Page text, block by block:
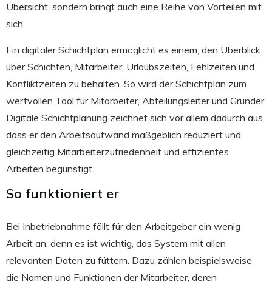
Übersicht, sondern bringt auch eine Reihe von Vorteilen mit
sich.
Ein digitaler Schichtplan ermöglicht es einem, den Überblick
über Schichten, Mitarbeiter, Urlaubszeiten, Fehlzeiten und
Konfliktzeiten zu behalten. So wird der Schichtplan zum
wertvollen Tool für Mitarbeiter, Abteilungsleiter und Gründer.
Digitale Schichtplanung zeichnet sich vor allem dadurch aus,
dass er den Arbeitsaufwand maßgeblich reduziert und
gleichzeitig Mitarbeiterzufriedenheit und effizientes
Arbeiten begünstigt.
So funktioniert er
Bei Inbetriebnahme fällt für den Arbeitgeber ein wenig
Arbeit an, denn es ist wichtig, das System mit allen
relevanten Daten zu füttern. Dazu zählen beispielsweise
die Namen und Funktionen der Mitarbeiter, deren